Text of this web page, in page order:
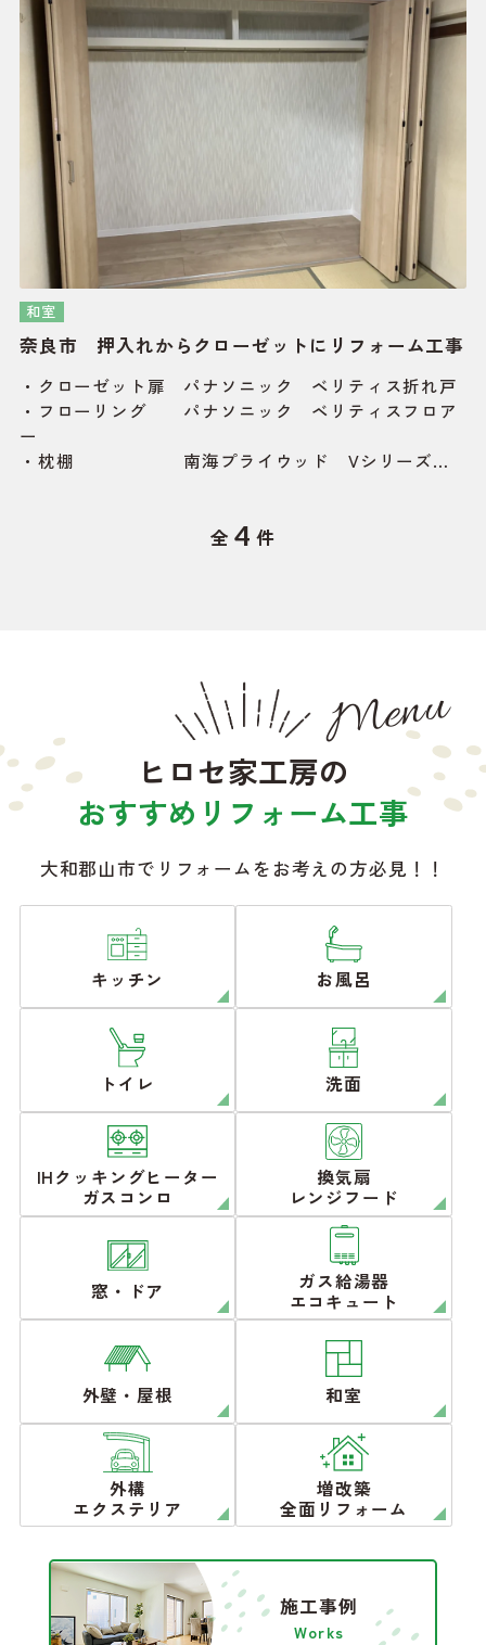
和室
奈良市 押入れからクローゼットにリフォーム工事
・クローゼット扉 パナソニック ベリティス折れ戸
・フローリング パナソニック ベリティスフロア
ー
・枕棚 南海プライウッド Vシリーズ
全 4 件
Menu
ヒロセ家工房の
おすすめリフォーム工事
大和郡山市でリフォームをお考えの方必見！！
キッチン お風呂
トイレ 洗面
IHクッキングヒーター
ガスコンロ
換気扇
レンジフード
窓・ドア
ガス給湯器
エコキュート
外壁・屋根 和室
外構
エクステリア
増改築
全面リフォーム
施工事例
Works